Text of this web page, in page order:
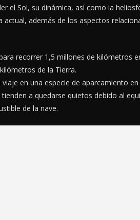
el Sol, su dinámica, así como la
además de los aspectos
recorrer 1,5 millones de kilómetros
de la Tierra.
en una especie de aparcamiento
a quedarse quietos debido al
de la nave.